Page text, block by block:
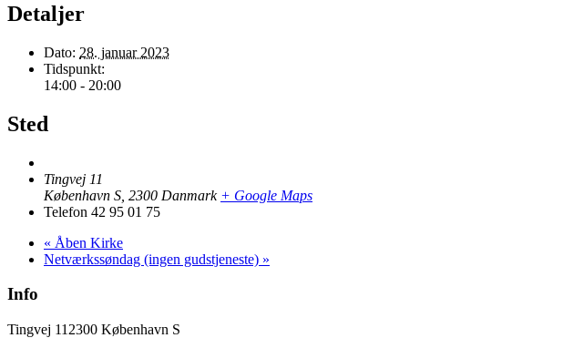
Detaljer
Dato: 28. januar 2023
Tidspunkt:
14:00 - 20:00
Sted
Tingvej 11
København S 2300 Danmark + Google Maps
Telefon 42 95 01 75
« Åben Kirke
Netværkssøndag (ingen gudstjeneste) »
Info
Tingvej 11 2300 København S